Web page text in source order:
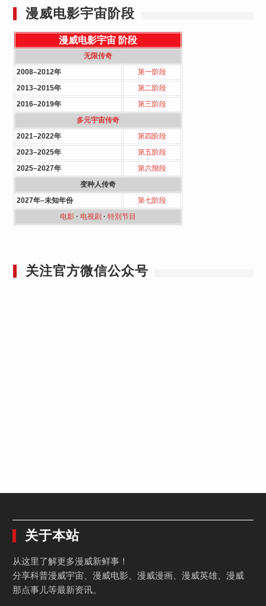
漫威电影宇宙阶段
漫威电影宇宙 阶段
无限传奇
2008–2012年
第一阶段
2013–2015年
第二阶段
2016–2019年
第三阶段
多元宇宙传奇
2021–2022年
第四阶段
2023–2025年
第五阶段
2025–2027年
第六階段
变种人传奇
2027年–未知年份
第七阶段
电影· 电视剧 · 特別节目
关注官方微信公众号
关于本站
从这里了解更多漫威新鲜事！
分享科普漫威宇宙、漫威电影、漫威漫画、漫威英雄、漫威
那点事儿等最新资讯。